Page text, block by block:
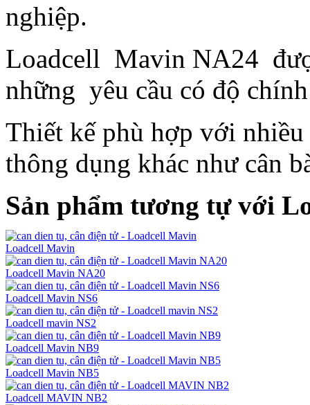
nghiệp.
Loadcell Mavin NA24
những yêu cầu có độ
Thiết kế phù hợp với
thông dụng khác như cân
Sản phẩm tương tự với
Loadcell Mavin
Loadcell Mavin NA20
Loadcell Mavin NS6
Loadcell mavin NS2
Loadcell Mavin NB9
Loadcell Mavin NB5
Loadcell MAVIN NB2